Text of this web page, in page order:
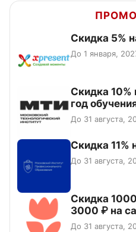
Скидка 5%
До 1 января,
Скидка
год
До 31 августа,
Скидка 11%
До 31 августа,
Скидка
3000 ₽ на
До 31 августа,